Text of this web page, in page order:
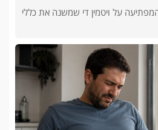
על ויטמין די שמשנה את כללי